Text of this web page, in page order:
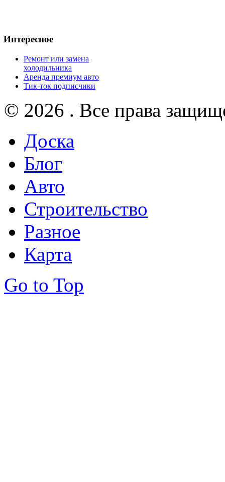
Интересное
Ремонт или замена
холодильника
Аренда премиум авто
Тик-ток подписчики
© 2026 . Все права
Доска
Блог
Авто
Строительство
Разное
Карта
Go to Top